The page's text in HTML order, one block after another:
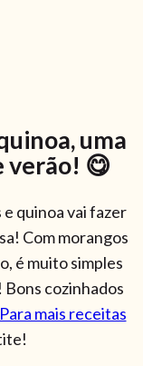
uma
verão! 😋
quinoa vai fazer
Com morangos
é muito simples
Bons cozinhados
Para mais receitas